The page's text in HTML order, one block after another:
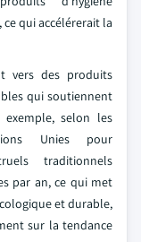
qui accélérerait la
vers des produits
qui soutiennent
exemple, selon les
Unies pour
traditionnels
par an, ce qui met
et durable,
sur la tendance